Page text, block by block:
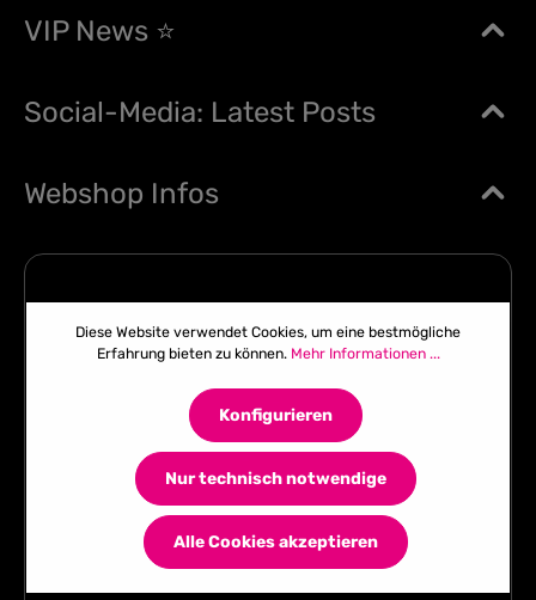
VIP News ⭐
Social-Media: Latest Posts
Webshop Infos
Diese Website verwendet Cookies, um eine bestmögliche
Erfahrung bieten zu können. Mehr Informationen ...
Nur technisch notwendige
Konfigurieren
Alle Cookies akzeptieren